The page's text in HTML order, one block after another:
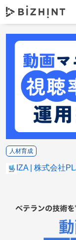
人材育成
ULIZA 株式会社